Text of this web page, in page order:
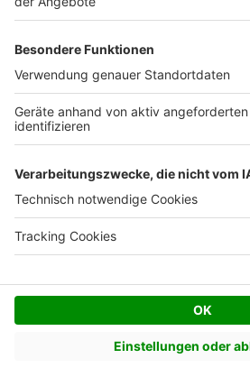
Jetzt Modulhaus-
starten
Finden Sie unter 2.500 Häusern
Anbietern genau Ihr
Zum Bauquiz